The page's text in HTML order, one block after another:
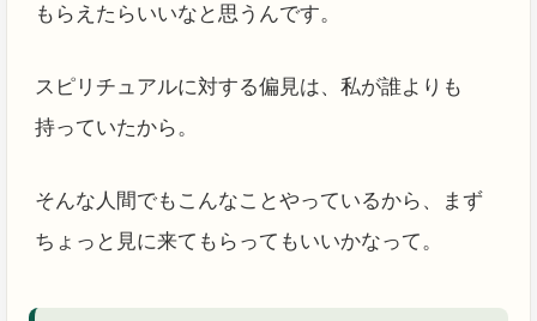
もらえたらいいなと思うんです。
スピリチュアルに対する偏見は、私が誰よりも
持っていたから。
そんな人間でもこんなことやっているから、まず
ちょっと見に来てもらってもいいかなって。